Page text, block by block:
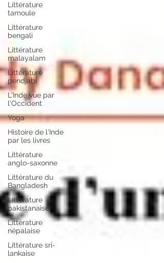
Littérature
tamoule
Littérature
bengali
Littérature
malayalam
Littérature
pendjabi
L'Inde vue par
l'Occident
Yoga
Histoire de l'Inde
par les livres
Littérature
anglo-saxonne
Littérature du
Bangladesh
Littérature
pakistanaise
Littérature
népalaise
Littérature sri-
lankaise